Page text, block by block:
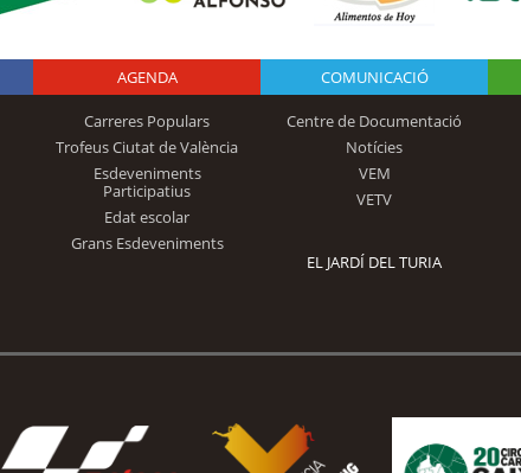
Logo Fundación
Trinidad Alfonso
AGENDA
Carreres Populars
Trofeus Ciutat de València
Esdeveniments
Participatius
Edat escolar
Grans Esdeveniments
COMUNICACIÓ
Centre de Documentació
Notícies
VEM
VETV
EL JARDÍ DEL TURIA